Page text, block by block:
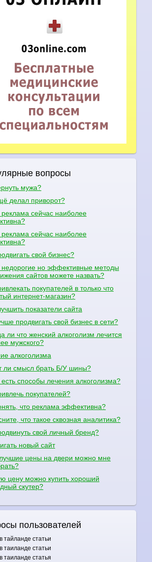
вопросы
мужа?
делал приворот?
реклама сейчас наиболее
реклама сейчас наиболее
свой бизнес?
недорогие но эффективные методы
сайтов можете назвать?
покупателей в только что
интернет-магазин?
показатели сайта
продвигать свой бизнес в сети?
ли что женский алкоголизм лечится
мужского?
алкоголизма
ли смысл брать Б/У шины?
есть способы лечения алкоголизма?
покупателей?
что реклама эффективна?
что такое сквозная аналитика?
свой личный бренд?
новый сайт
цены на двери можно мне
цену можно купить хороший
скутер?
пользователей
тайланде статьи
таиланде статьи
таиланде статья